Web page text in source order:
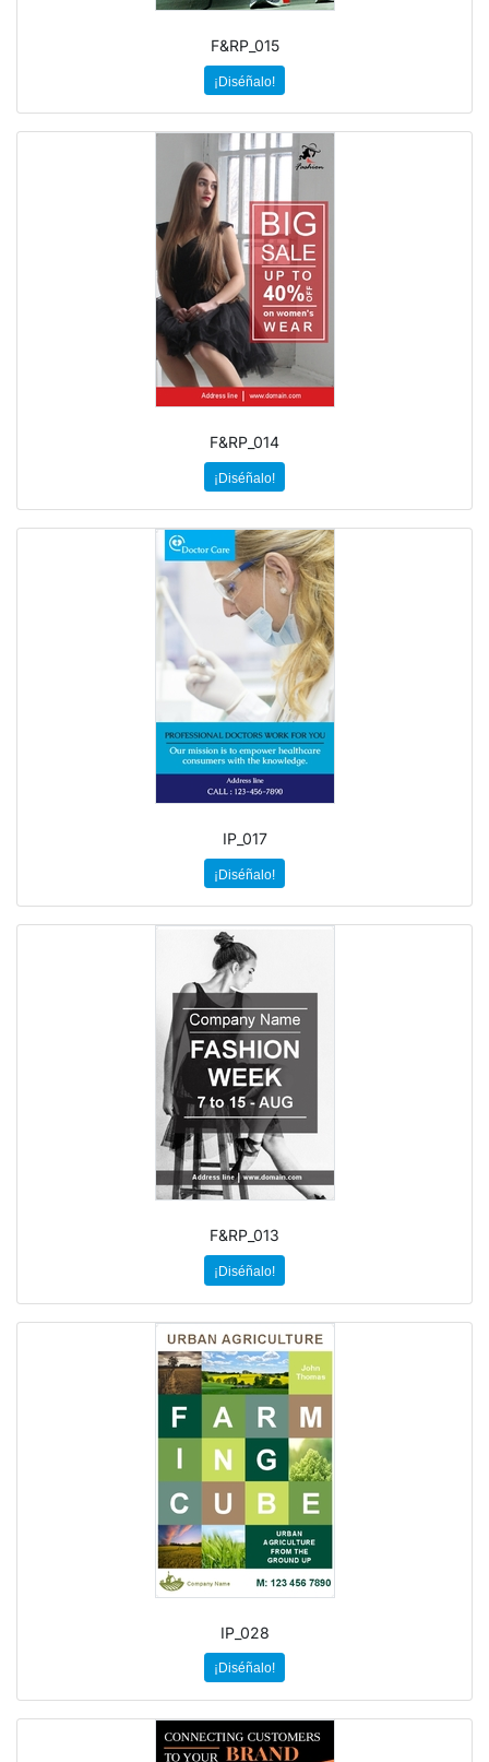
F&RP_015
¡Diséñalo!
F&RP_014
¡Diséñalo!
IP_017
¡Diséñalo!
F&RP_013
¡Diséñalo!
IP_028
¡Diséñalo!